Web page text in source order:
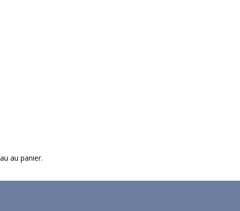
au panier.